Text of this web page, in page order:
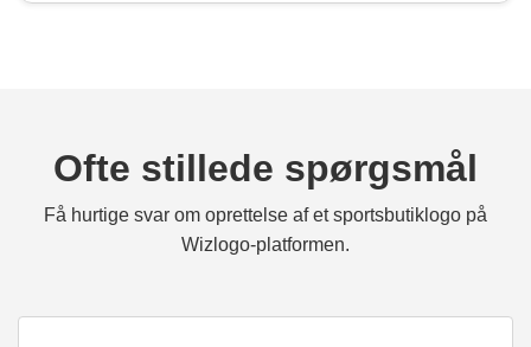
Ofte stillede spørgsmål
Få hurtige svar om oprettelse af et sportsbutiklogo på
Wizlogo-platformen.